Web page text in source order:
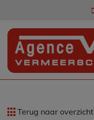
Terug naar overzicht